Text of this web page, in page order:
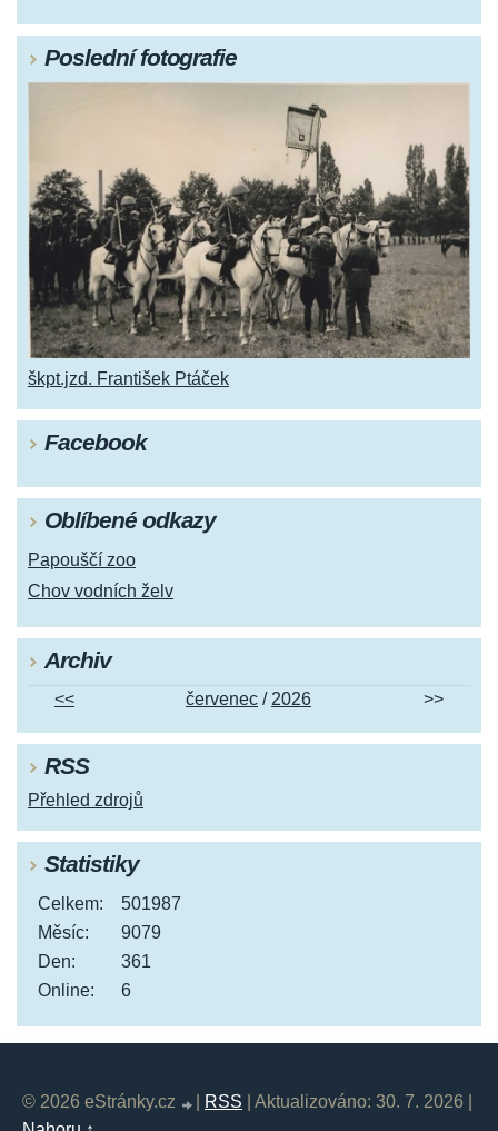
Poslední fotografie
škpt.jzd. František Ptáček
Facebook
Oblíbené odkazy
Papouščí zoo
Chov vodních želv
Archiv
<< červenec / 2026 >>
RSS
Přehled zdrojů
Statistiky
Online: 6
Celkem:
501987
Měsíc:
9079
Den:
361
© 2026 eStránky.cz RSS Aktualizováno: 30. 7. 2026